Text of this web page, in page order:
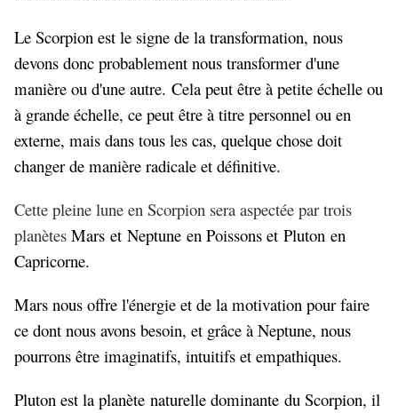
Le Scorpion est le signe de la transformation, nous
devons donc probablement nous transformer d'une
manière ou d'une autre. Cela peut être à petite échelle ou
à grande échelle, ce peut être à titre personnel ou en
externe, mais dans tous les cas, quelque chose doit
changer de manière radicale et définitive.
Cette pleine lune en Scorpion sera aspectée par trois
planètes Mars et Neptune en Poissons et Pluton en
Capricorne.
Mars nous offre l'énergie et de la motivation pour faire
ce dont nous avons besoin, et grâce à Neptune, nous
pourrons être imaginatifs, intuitifs et empathiques.
Pluton est la planète naturelle dominante du Scorpion, il